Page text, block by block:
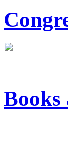
Books